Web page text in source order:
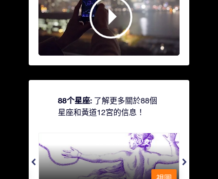
88个星座: 了解更多關於88個
星座和黃道12宮的信息！
Andromeda - 被鐵鍊鎖著的少女